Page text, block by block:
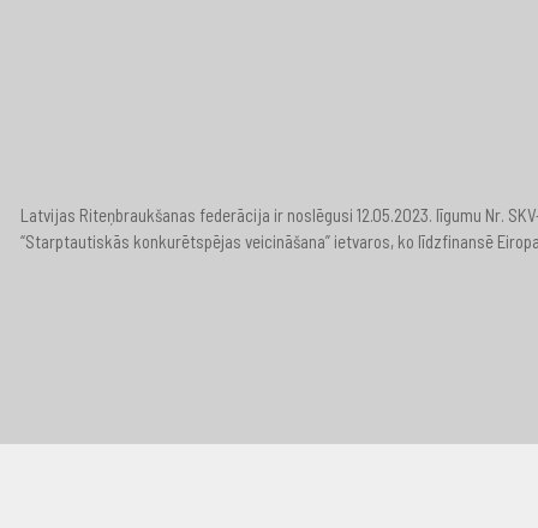
Latvijas Riteņbraukšanas federācija ir noslēgusi 12.05.2023. līgumu Nr.
“Starptautiskās konkurētspējas veicināšana” ietvaros, ko līdzfinansē